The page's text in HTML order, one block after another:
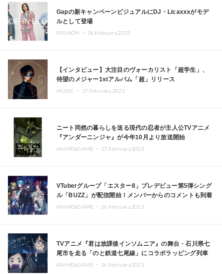
Gapの新キャンペーンビジュアルにDJ・Licaxxxがモデ
ルとして登場
FASHION ・ 28.February.2023
【インタビュー】大注目のヴォーカリスト「超学生」、
待望のメジャー1stアルバム「超」リリース
MUSIC ・ 27.February.2023
ニート同然の暮らしを送る現代の忍者が主人公TVアニメ
『アンダーニンジャ』が今年10月より放送開始
ANIME&GAME ・ 27.February.2023
VTuberグループ「エスター8」プレデビュー第5弾シング
ル「BUZZ」が配信開始！メンバーからのコメントも到着
ANIME&GAME ・ 26.February.2023
TVアニメ『君は放課後インソムニア』の舞台・石川県七
尾市を走る「のと鉄道七尾線」にコラボラッピング列車
走行
ANIME&GAME ・ 26.February.2023